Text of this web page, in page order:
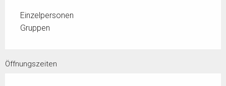
Einzelpersonen
Gruppen
Öffnungszeiten